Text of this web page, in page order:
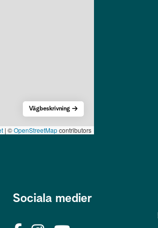
| ©OpenStreetMapcontributors
Vägbeskrivning
Sociala medier